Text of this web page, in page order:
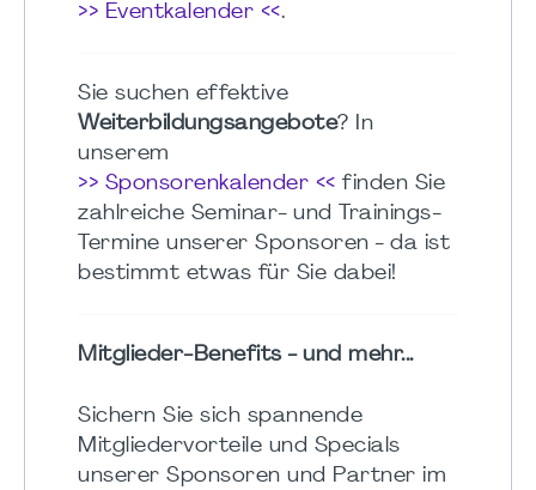
>> Eventkalender <<.
Sie suchen effektive
Weiterbildungsangebote? In
unserem
>> Sponsorenkalender << finden Sie
zahlreiche Seminar- und Trainings-
Termine unserer Sponsoren - da ist
bestimmt etwas für Sie dabei!
Mitglieder-Benefits - und mehr...
Sichern Sie sich spannende
Mitgliedervorteile und Specials
unserer Sponsoren und Partner im